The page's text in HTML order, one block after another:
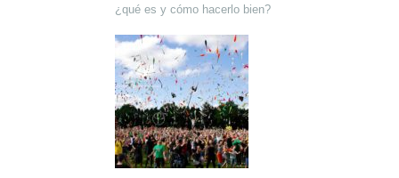
¿qué es y cómo hacerlo bien?